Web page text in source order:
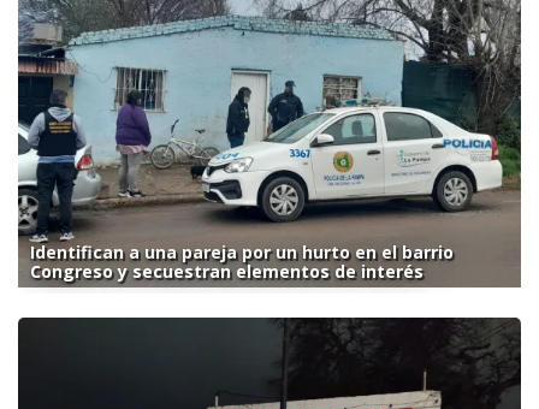
Identifican a una pareja por un hurto en el barrio
Congreso y secuestran elementos de interés